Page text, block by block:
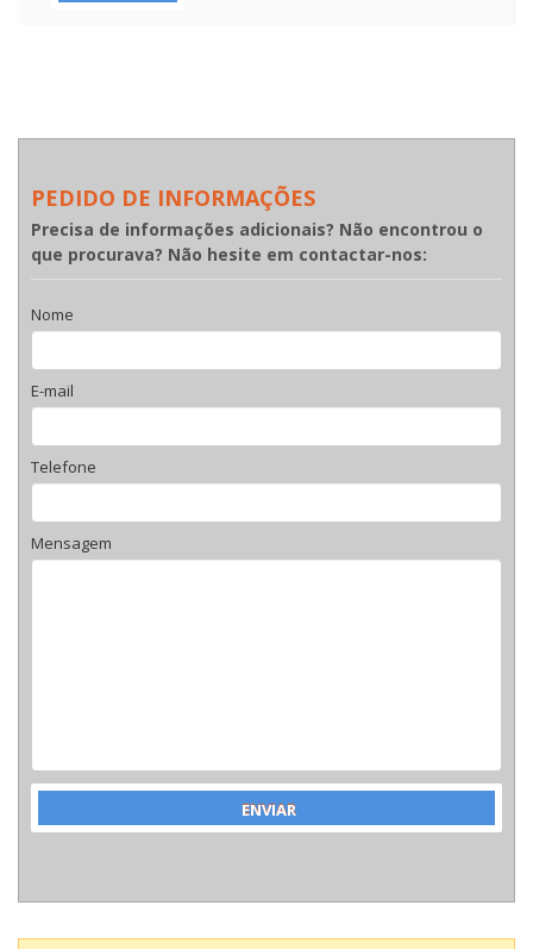
PEDIDO DE INFORMAÇÕES
Precisa de informações adicionais? Não encontrou o
que procurava? Não hesite em contactar-nos:
Nome
E-mail
Telefone
Mensagem